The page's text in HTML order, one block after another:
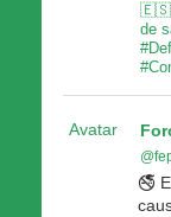
de
Avatar
🚭